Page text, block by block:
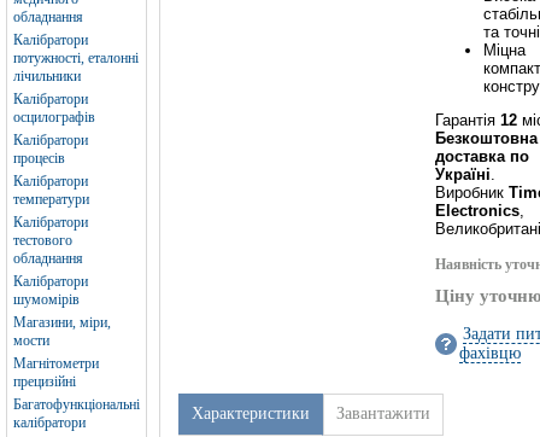
обладнання
Калібратори
потужності, еталонні
лічильники
Калібратори
осцилографів
Калібратори
процесів
Калібратори
температури
Калібратори
тестового
обладнання
Калібратори
шумомірів
Магазини, міри,
мости
Магнітометри
прецизійні
Багатофункціональні
калібратори
та
Міцна
Гарантія 12
Безкоштовна
доставка по
Україні.
Виробник
Electronics,
Наявність
Ціну
Задати
фахівцю
Характеристики Завантажити